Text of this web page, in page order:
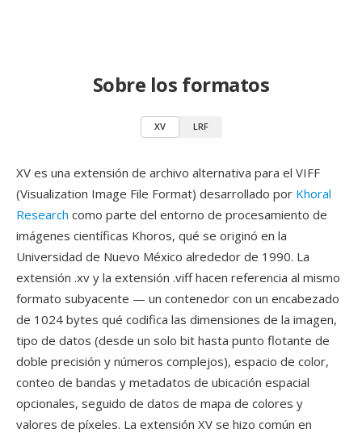
Sobre los formatos
XV LRF
XV es una extensión de archivo alternativa para el VIFF
(Visualization Image File Format) desarrollado por Khoral
Research como parte del entorno de procesamiento de
imágenes científicas Khoros, qué se originó en la
Universidad de Nuevo México alrededor de 1990. La
extensión .xv y la extensión .viff hacen referencia al mismo
formato subyacente — un contenedor con un encabezado
de 1024 bytes qué codifica las dimensiones de la imagen,
tipo de datos (desde un solo bit hasta punto flotante de
doble precisión y números complejos), espacio de color,
conteo de bandas y metadatos de ubicación espacial
opcionales, seguido de datos de mapa de colores y
valores de píxeles. La extensión XV se hizo común en